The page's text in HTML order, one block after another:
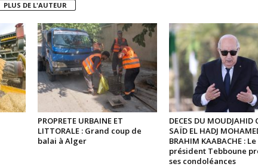
PLUS DE L'AUTEUR
PROPRETE URBAINE ET
LITTORALE : Grand coup de
balai à Alger
DECES DU MOUDJAHID
SAÏD EL HADJ
BRAHIM KAABACHE : Le
président Tebboune
ses condoléances